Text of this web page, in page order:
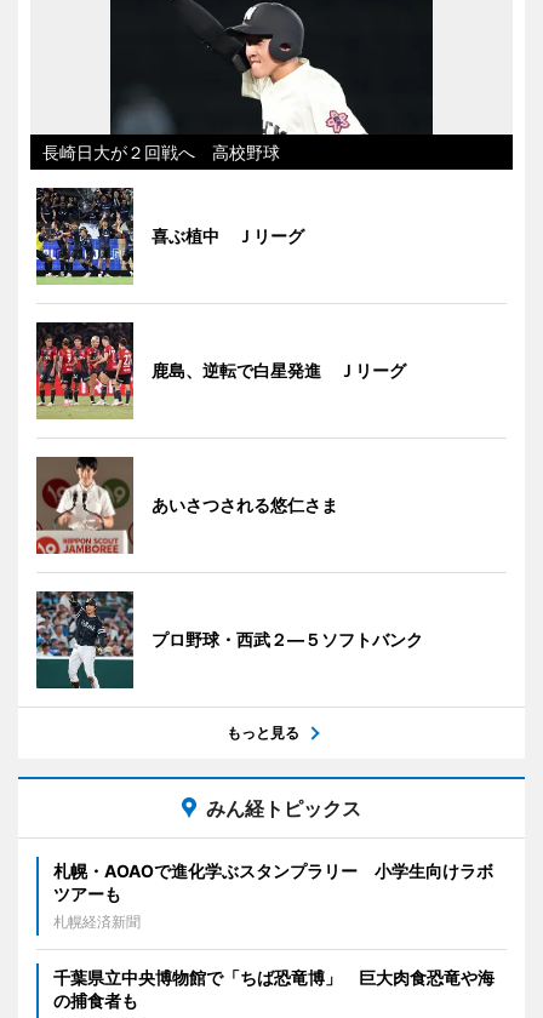
長崎日大が２回戦へ 高校野球
喜ぶ植中 Ｊリーグ
鹿島、逆転で白星発進 Ｊリーグ
あいさつされる悠仁さま
プロ野球・西武２―５ソフトバンク
もっと見る
みん経トピックス
札幌・AOAOで進化学ぶスタンプラリー 小学生向けラボ
ツアーも
札幌経済新聞
千葉県立中央博物館で「ちば恐竜博」 巨大肉食恐竜や海
の捕食者も